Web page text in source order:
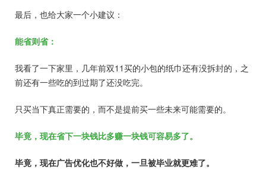
最后，也给大家一个小建议：
能省则省：
我看了一下家里，几年前双11买的小包的纸巾还有没拆封的，之
前还有一些吃的到过期了还没吃完。
只买当下真正需要的，而不是提前买一些未来可能需要的。
毕竟，现在省下一块钱比多赚一块钱可容易多了。
毕竟，现在广告优化也不好做，一旦被毕业就更难了。